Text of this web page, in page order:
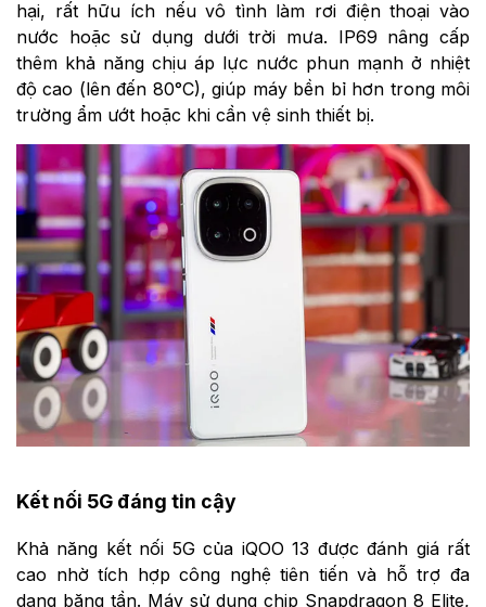
hại, rất hữu ích nếu vô tình làm rơi điện thoại vào
nước hoặc sử dụng dưới trời mưa. IP69 nâng cấp
thêm khả năng chịu áp lực nước phun mạnh ở nhiệt
độ cao (lên đến 80°C), giúp máy bền bỉ hơn trong môi
trường ẩm ướt hoặc khi cần vệ sinh thiết bị.
Kết nối 5G đáng tin cậy
Khả năng kết nối 5G của iQOO 13 được đánh giá rất
cao nhờ tích hợp công nghệ tiên tiến và hỗ trợ đa
dạng băng tần. Máy sử dụng chip Snapdragon 8 Elite,